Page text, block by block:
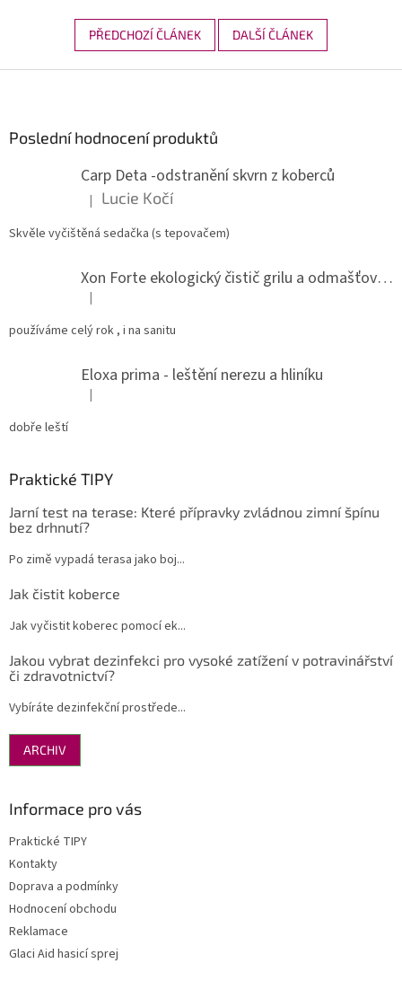
PŘEDCHOZÍ ČLÁNEK DALŠÍ ČLÁNEK
Poslední hodnocení produktů
Carp Deta -odstranění skvrn z koberců
Hodnocení produktu je 5 z 5 hvězdiček.
| Lucie Kočí
Skvěle vyčištěná sedačka (s tepovačem)
Xon Forte ekologický čistič grilu a odmašťovač do kuchyně
Hodnocení produktu je 5 z 5 hvězdiček.
|
používáme celý rok , i na sanitu
Eloxa prima - leštění nerezu a hliníku
Hodnocení produktu je 5 z 5 hvězdiček.
|
dobře leští
Praktické TIPY
Jarní test na terase: Které přípravky zvládnou zimní špínu
bez drhnutí?
Po zimě vypadá terasa jako boj...
Jak čistit koberce
Jak vyčistit koberec pomocí ek...
Jakou vybrat dezinfekci pro vysoké zatížení v potravinářství
či zdravotnictví?
Vybíráte dezinfekční prostřede...
ARCHIV
Informace pro vás
Praktické TIPY
Kontakty
Doprava a podmínky
Hodnocení obchodu
Reklamace
Glaci Aid hasicí sprej